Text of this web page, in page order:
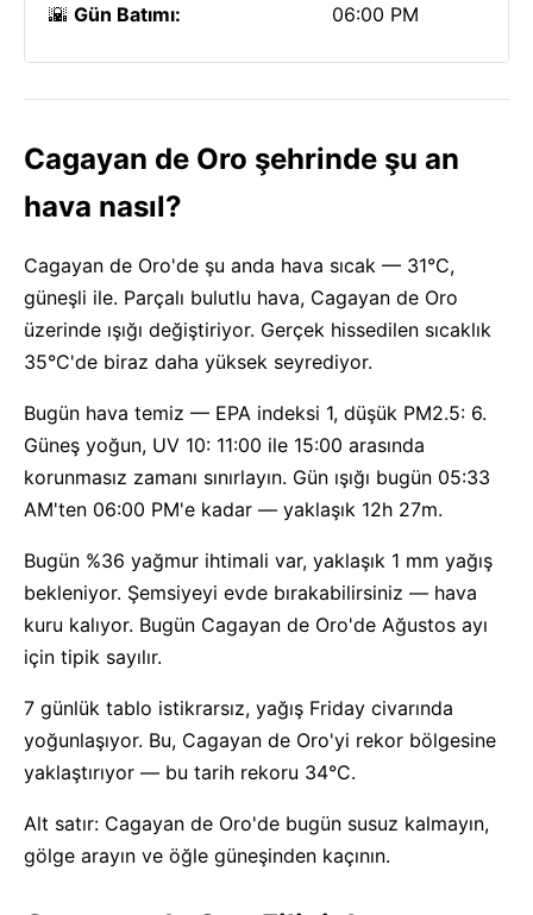
🌇 Gün Batımı: 06:00 PM
Cagayan de Oro şehrinde şu an
hava nasıl?
Cagayan de Oro'de şu anda hava sıcak — 31°C,
güneşli ile. Parçalı bulutlu hava, Cagayan de Oro
üzerinde ışığı değiştiriyor. Gerçek hissedilen sıcaklık
35°C'de biraz daha yüksek seyrediyor.
Bugün hava temiz — EPA indeksi 1, düşük PM2.5: 6.
Güneş yoğun, UV 10: 11:00 ile 15:00 arasında
korunmasız zamanı sınırlayın. Gün ışığı bugün 05:33
AM'ten 06:00 PM'e kadar — yaklaşık 12h 27m.
Bugün %36 yağmur ihtimali var, yaklaşık 1 mm yağış
bekleniyor. Şemsiyeyi evde bırakabilirsiniz — hava
kuru kalıyor. Bugün Cagayan de Oro'de Ağustos ayı
için tipik sayılır.
7 günlük tablo istikrarsız, yağış Friday civarında
yoğunlaşıyor. Bu, Cagayan de Oro'yi rekor bölgesine
yaklaştırıyor — bu tarih rekoru 34°C.
Alt satır: Cagayan de Oro'de bugün susuz kalmayın,
gölge arayın ve öğle güneşinden kaçının.